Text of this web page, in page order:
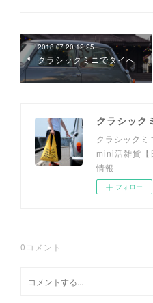
2018.07.20 12:25
クラシックミニでタイへ
クラシックミ
mini活雑貨【
情報
フォロー
0 コメント